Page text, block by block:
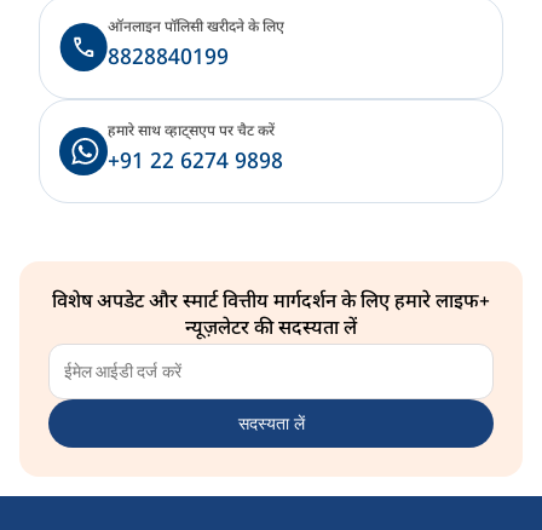
8828840199
ऑनलाइन पॉलिसी खरीदने के लिए
+91 22 6274 9898
हमारे साथ व्हाट्सएप पर चैट करें
विशेष अपडेट और स्मार्ट वित्तीय मार्गदर्शन के लिए हमारे लाइफ+
न्यूज़लेटर की सदस्यता लें
सदस्यता लें